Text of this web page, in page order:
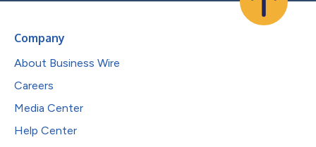
Company
About Business Wire
Careers
Media Center
Help Center